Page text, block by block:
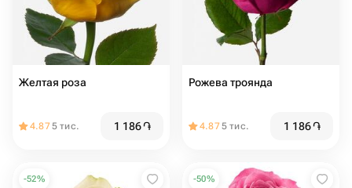
Желтая роза
4.875 тис. 1 186֏
Рожева троянда
4.875 тис. 1 186֏
-52% -50%